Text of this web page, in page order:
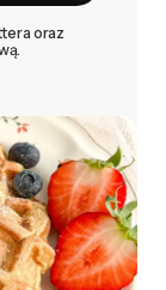
oraz